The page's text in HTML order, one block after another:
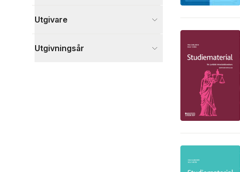
Utgivare
Utgivningsår